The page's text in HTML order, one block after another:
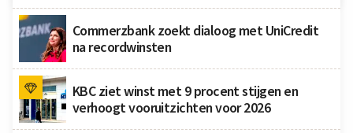
Commerzbank zoekt dialoog met UniCredit
na recordwinsten
KBC ziet winst met 9 procent stijgen en
verhoogt vooruitzichten voor 2026